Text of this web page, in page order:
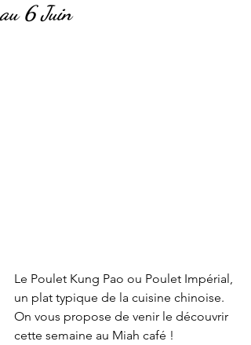
au 6 Juin
Le Poulet Kung Pao ou Poulet Impérial,
un plat typique de la cuisine chinoise.
On vous propose de venir le découvrir
cette semaine au Miah café !